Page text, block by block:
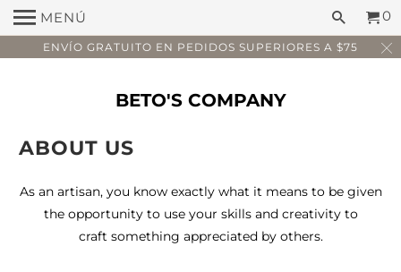
ENVÍO GRATUITO EN PEDIDOS SUPERIORES A $75
MENÚ 0
BETO'S COMPANY
ABOUT US
As an artisan, you know exactly what it means to be given
the opportunity to use your skills and creativity to
craft something appreciated by others.